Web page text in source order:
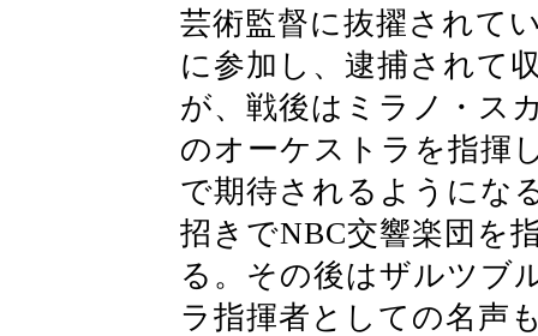
芸術監督に抜擢されて
に参加し、逮捕されて
が、戦後はミラノ・ス
のオーケストラを指揮
で期待されるようにな
招きでNBC交響楽団を
る。その後はザルツブ
ラ指揮者としての名声